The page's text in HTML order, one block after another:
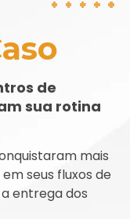
de
sua rotina
mais
seus fluxos de
entrega dos